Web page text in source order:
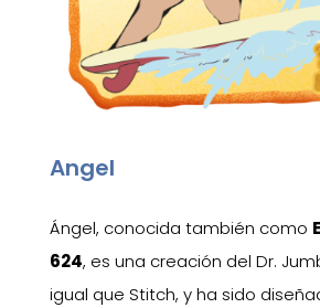
Angel
Ángel, conocida también como
624, es una creación del Dr.
igual que Stitch, y ha sido